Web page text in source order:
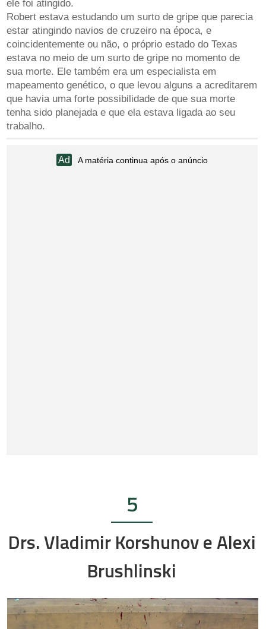
ele foi atingido.
Robert estava estudando um surto de gripe que parecia
estar atingindo navios de cruzeiro na época, e
coincidentemente ou não, o próprio estado do Texas
estava no meio de um surto de gripe no momento de
sua morte. Ele também era um especialista em
mapeamento genético, o que levou alguns a acreditarem
que havia uma forte possibilidade de que sua morte
tenha sido planejada e que ela estava ligada ao seu
trabalho.
A matéria continua após o anúncio
5
Drs. Vladimir Korshunov e Alexi
Brushlinski